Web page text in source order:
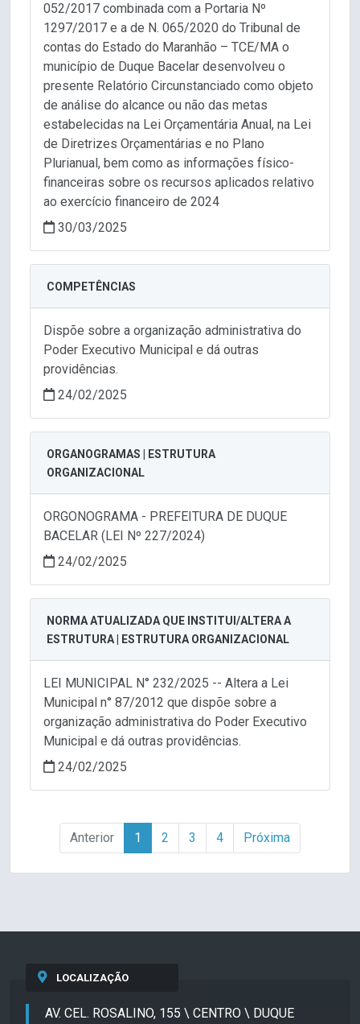
052/2017 combinada com a Portaria Nº
1297/2017 e a de N. 065/2020 do Tribunal de
contas do Estado do Maranhão – TCE/MA o
município de Duque Bacelar desenvolveu o
presente Relatório Circunstanciado como objeto
de análise do alcance ou não das metas
estabelecidas na Lei Orçamentária Anual, na Lei
de Diretrizes Orçamentárias e no Plano
Plurianual, bem como as informações físico-
financeiras sobre os recursos aplicados relativo
ao exercício financeiro de 2024
30/03/2025
COMPETÊNCIAS
Dispõe sobre a organização administrativa do
Poder Executivo Municipal e dá outras
providências.
24/02/2025
ORGANOGRAMAS | ESTRUTURA
ORGANIZACIONAL
ORGONOGRAMA - PREFEITURA DE DUQUE
BACELAR (LEI Nº 227/2024)
24/02/2025
NORMA ATUALIZADA QUE INSTITUI/ALTERA A
ESTRUTURA | ESTRUTURA ORGANIZACIONAL
LEI MUNICIPAL N° 232/2025 -- Altera a Lei
Municipal n° 87/2012 que dispõe sobre a
organização administrativa do Poder Executivo
Municipal e dá outras providências.
24/02/2025
Anterior 1 2 3 4 Próxima
LOCALIZAÇÃO
AV. CEL. ROSALINO, 155 \ CENTRO \ DUQUE